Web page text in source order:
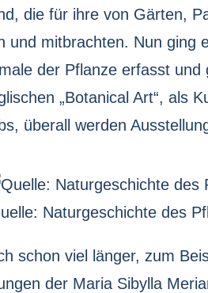
die für ihre von Gärten,
und mitbrachten. Nun ging
der Pflanze erfasst
„Botanical Art“, als
überall werden
Naturgeschichte des
schon viel länger, zum
der Maria Sibylla